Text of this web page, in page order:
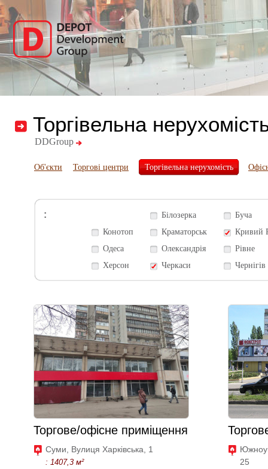
Торгівельна
DDGroup
Об'єкти Торгові центри Торгівельна нерухомість
: Білозерка
Буча
Конотоп
Краматорськ
Кривий
Одеса
Олександрія
Рівне
Херсон
Черкаси Чернігів
Торгове/офісне приміщення
Суми, Вулиця Харківська, 1
: 1407,3 м²
25